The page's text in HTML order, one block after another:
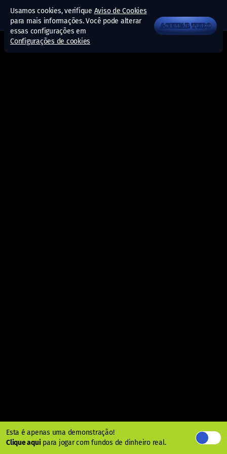
Esta é apenas uma demonstração!
Clique aquipara jogar com fundos de dinheiro real.
Usamos cookies, verifique Aviso de Cookies
para mais informações. Você pode alterar
essas configurações em
Configurações de cookies
ACEITAR TUDO